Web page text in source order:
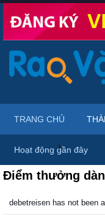
Trang chủ Thành
Điểm thưởng
debetreisen has not been
TRANG CHỦ
Hoạt động gần đây